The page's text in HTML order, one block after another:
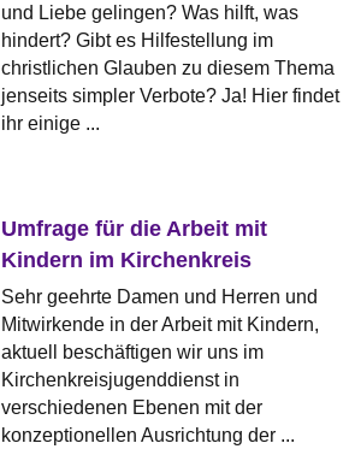
und Liebe gelingen? Was hilft, was
hindert? Gibt es Hilfestellung im
christlichen Glauben zu diesem Thema
jenseits simpler Verbote? Ja! Hier findet
ihr einige ...
Umfrage für die Arbeit mit
Kindern im Kirchenkreis
Sehr geehrte Damen und Herren und
Mitwirkende in der Arbeit mit Kindern,
aktuell beschäftigen wir uns im
Kirchenkreisjugenddienst in
verschiedenen Ebenen mit der
konzeptionellen Ausrichtung der ...